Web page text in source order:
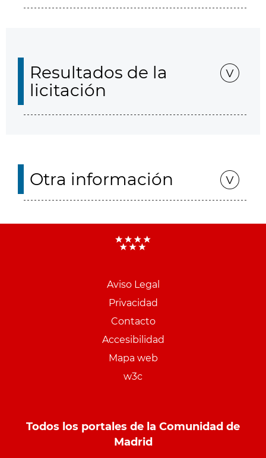
Resultados de la
licitación
Otra información
Aviso Legal
Privacidad
Contacto
Accesibilidad
Mapa web
w3c
Todos los portales de la Comunidad de
Madrid